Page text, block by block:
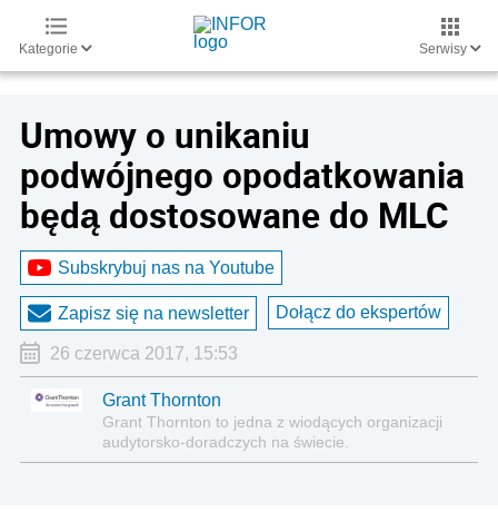
Kategorie Serwisy
Umowy o unikaniu
podwójnego opodatkowania
będą dostosowane do MLC
Subskrybuj nas na Youtube
Zapisz się na newsletter Dołącz do ekspertów
26 czerwca 2017, 15:53
Grant Thornton
Grant Thornton to jedna z wiodących organizacji
audytorsko-doradczych na świecie.